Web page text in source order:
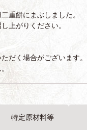
重餅にまぶしました。
上がりください。
だく場合がございます。
特定原材料等